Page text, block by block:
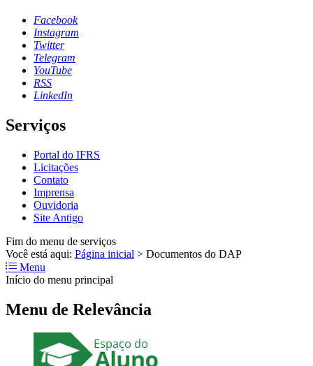
Facebook
Instagram
Twitter
Telegram
YouTube
RSS
LinkedIn
Serviços
Portal do IFRS
Licitações
Contato
Imprensa
Ouvidoria
Site Antigo
Fim do menu de serviços
Você está aqui: Página inicial > Documentos do DAP
Menu
Início do menu principal
Menu de Relevância